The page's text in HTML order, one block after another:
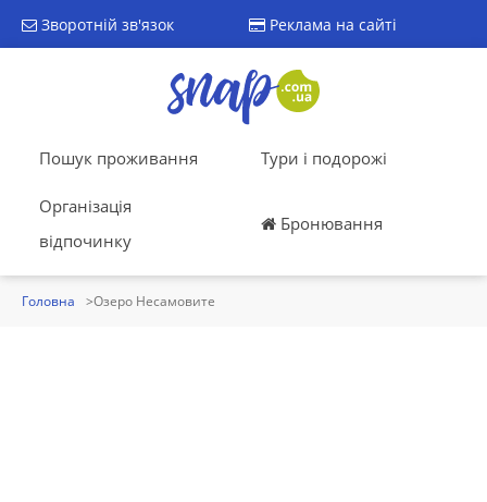
Зворотній зв'язок Реклама на сайті
Пошук проживання Тури і подорожі
Організація
відпочинку
Бронювання
Головна Озеро Несамовите